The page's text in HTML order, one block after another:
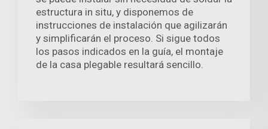
estructura in situ, y disponemos de
instrucciones de instalación que agilizarán
y simplificarán el proceso. Si sigue todos
los pasos indicados en la guía, el montaje
de la casa plegable resultará sencillo.